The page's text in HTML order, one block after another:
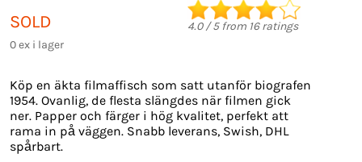
SOLD
0 ex i lager
4.0/5from 16ratings
Köp en äkta filmaffisch som satt utanför biografen
1954. Ovanlig, de flesta slängdes när filmen gick
ner. Papper och färger i hög kvalitet, perfekt att
rama in på väggen. Snabb leverans, Swish, DHL
spårbart.